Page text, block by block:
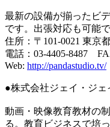
最新の設備が揃ったビ
です。出張対応も可能
住所：〒101-0021 東京
電話：03-4405-8487
Web: http://pandastudio.tv/
●株式会社ジェイ・ジェ
動画・映像教育教材の
る。教育ビジネスで培